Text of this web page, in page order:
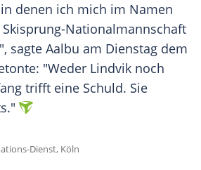
denen ich mich im Namen
Nationalmannschaft
sagte Aalbu am Dienstag dem
"Weder Lindvik noch
trifft eine Schuld. Sie
Dienst, Köln